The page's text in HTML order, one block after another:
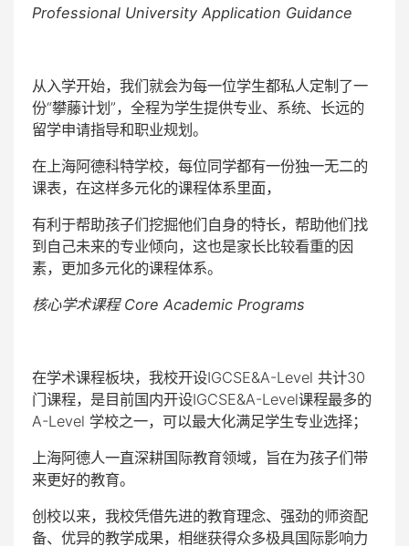
Professional University Application Guidance
从入学开始，我们就会为每一位学生都私人定制了一
份“攀藤计划”，全程为学生提供专业、系统、长远的
留学申请指导和职业规划。
在上海阿德科特学校，每位同学都有一份独一无二的
课表，在这样多元化的课程体系里面，
有利于帮助孩子们挖掘他们自身的特长，帮助他们找
到自己未来的专业倾向，这也是家长比较看重的因
素，更加多元化的课程体系。
核心学术课程Core Academic Programs
在学术课程板块，我校开设IGCSE&A-Level 共计30
门课程，是目前国内开设IGCSE&A-Level课程最多的
A-Level 学校之一，可以最大化满足学生专业选择；
上海阿德人一直深耕国际教育领域，旨在为孩子们带
来更好的教育。
创校以来，我校凭借先进的教育理念、强劲的师资配
备、优异的教学成果，相继获得众多极具国际影响力